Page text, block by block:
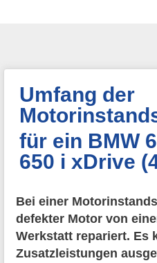
Umfang der
für ein BMW
650 i xDrive
Bei einer
defekter Motor von
Werkstatt repariert. Es
Zusatzleistungen